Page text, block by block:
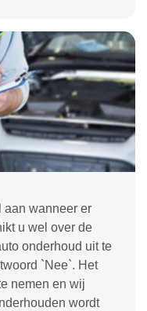
aan wanneer er
u wel over de
onderhoud uit te
`Nee`. Het
nemen en wij
wordt